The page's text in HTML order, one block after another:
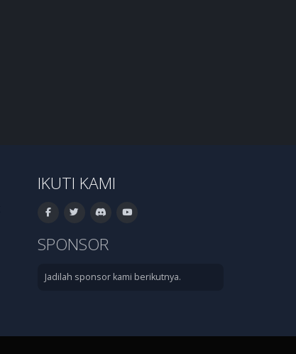
IKUTI KAMI
SPONSOR
Jadilah sponsor kami berikutnya.